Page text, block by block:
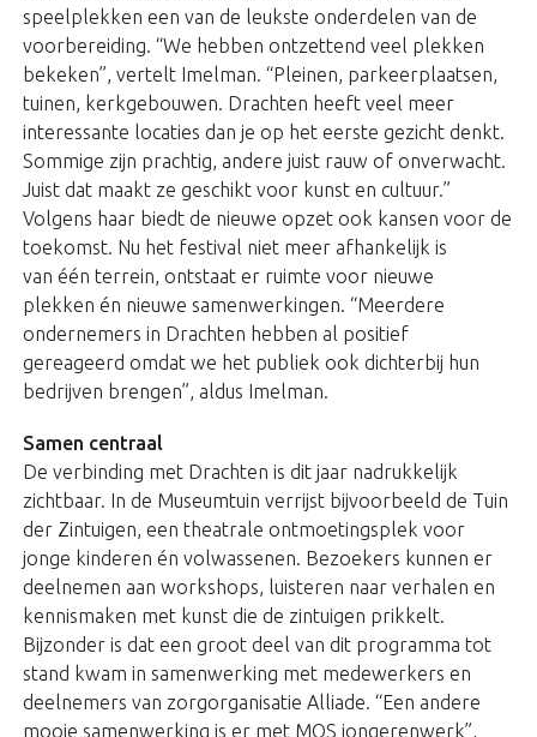
speelplekken een van de leukste onderdelen van de
voorbereiding. “We hebben ontzettend veel plekken
bekeken”, vertelt Imelman. “Pleinen, parkeerplaatsen,
tuinen, kerkgebouwen. Drachten heeft veel meer
interessante locaties dan je op het eerste gezicht denkt.
Sommige zijn prachtig, andere juist rauw of onverwacht.
Juist dat maakt ze geschikt voor kunst en cultuur.”
Volgens haar biedt de nieuwe opzet ook kansen voor de
toekomst. Nu het festival niet meer afhankelijk is
van één terrein, ontstaat er ruimte voor nieuwe
plekken én nieuwe samenwerkingen. “Meerdere
ondernemers in Drachten hebben al positief
gereageerd omdat we het publiek ook dichterbij hun
bedrijven brengen”, aldus Imelman.
Samen centraal
De verbinding met Drachten is dit jaar nadrukkelijk
zichtbaar. In de Museumtuin verrijst bijvoorbeeld de Tuin
der Zintuigen, een theatrale ontmoetingsplek voor
jonge kinderen én volwassenen. Bezoekers kunnen er
deelnemen aan workshops, luisteren naar verhalen en
kennismaken met kunst die de zintuigen prikkelt.
Bijzonder is dat een groot deel van dit programma tot
stand kwam in samenwerking met medewerkers en
deelnemers van zorgorganisatie Alliade. “Een andere
mooie samenwerking is er met MOS jongerenwerk”,